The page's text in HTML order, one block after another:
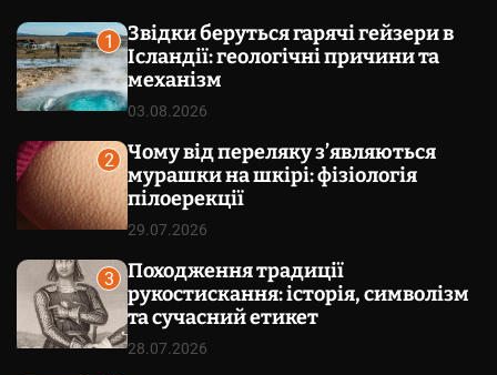
1
Звідки беруться гарячі гейзери в
Ісландії: геологічні причини та
механізм
03.08.2026
2
Чому від переляку з’являються
мурашки на шкірі: фізіологія
пілоерекції
29.07.2026
3
Походження традиції
рукостискання: історія, символізм
та сучасний етикет
28.07.2026